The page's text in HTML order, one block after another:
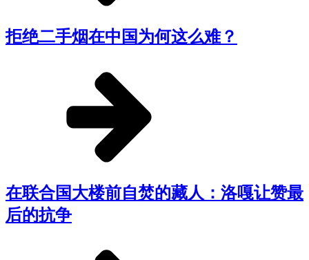
拒绝二手烟在中国为何这么难？
在联合国大楼前自焚的藏人：洛嘎让赞最
后的抗争